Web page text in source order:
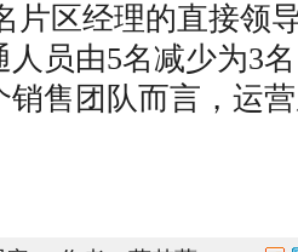
片区经理的直接领
员由5名减少为3
销售团队而言，运